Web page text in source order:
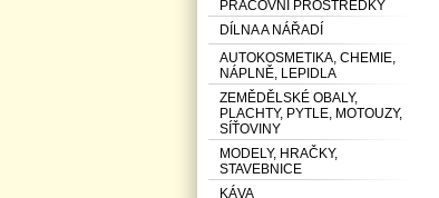
PRACOVNÍ PROSTŘEDKY
DÍLNA A NÁŘADÍ
AUTOKOSMETIKA, CHEMIE,
NÁPLNĚ, LEPIDLA
ZEMĚDĚLSKÉ OBALY,
PLACHTY, PYTLE, MOTOUZY,
SÍŤOVINY
MODELY, HRAČKY,
STAVEBNICE
KÁVA